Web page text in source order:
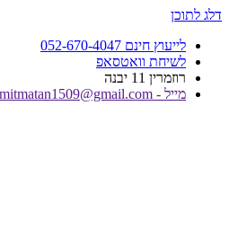
דלג לתוכן
לייעוץ חינם 052-670-4047
לשיחת וואטסאפ
רוזמרין 11 יבנה
מייל - amitmatan1509@gmail.com